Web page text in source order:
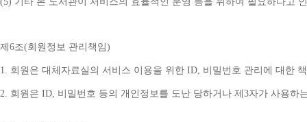
제 6조(회원정보 관리책임)
1. 회원은 대체자료실의 서비스 이용을 위한 ID, 비밀번호 관리에 대한
2. 회원은 ID, 비밀번호 등의 개인정보를 도난 당하거나 제 3자가 사용하